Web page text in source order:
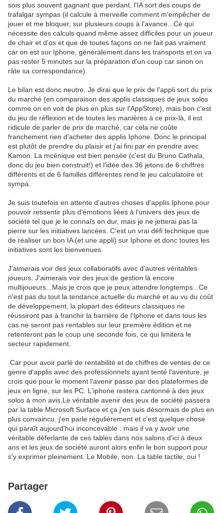
sois plus souvent gagnant que perdant, l'IA sort des coups de
trafalgar sympas (il calcule à merveille comment m'empêcher de
jouer et me bloquer, sur plusieurs coups à l'avance...Ce qui
nécessite des calculs quand même assez difficiles pour un joueur
de chair et d'os et que de toutes façons on ne fait pas vraiment
car on est sur Iphone, généralement dans les transports et on va
pas rester 5 minutes sur la préparation d'un coup car sinon on
râte sa correspondance).
Le bilan est donc neutre. Je dirai que le prix de l'appli sort du prix
du marché (en comparaison des applis classiques de jeux solos
comme on en voit de plus en plus sur l'AppStore), mais bon c'est
du jeu de réflexion et de toutes les manières à ce prix-là, il est
ridicule de parler de prix de marché, car cela ne coûte
franchement rien d'acheter des applis Iphone. Donc le principal
est plutôt de prendre du plaisir et j'ai fini par en prendre avec
Kamon. La mcénique est bien pensée (c'est du Bruno Cathala,
donc du jeu bien construit!) et l'idée des 36 jetons de 6 chiffres
différents et de 6 familles différentes rend le jeu calculatoire et
sympa.
Je suis toutefois en attente d'autres choses d'applis Iphone pour
pouvoir ressentir plus d'émotions liées à l'univers des jeux de
société tel que je le connaîs en dur, mais je ne jetterai pas la
pierre sur les initiatives lancées. C'est un vrai défi technique que
de réaliser un bon IA (et une appli) sur Iphone et donc toutes les
initiatives sont les bienvenues.
J'aimerais voir des jeux collaboratifs avec d'autres véritables
joueurs. J'aimerais voir des jeux de gestion là encore
multijoueurs...Mais je crois que je peux attendre longtemps...Ce
n'est pas du tout la tendance actuelle du marché et au vu du coût
de développement, la plupart des éditeurs classiques ne
réussiront pas à franchir la barrière de l'Iphone et dans tous les
cas ne seront pas rentables sur leur première édition et ne
retenteront pas le coup une seconde fois, ce qui limitera le
secteur rapidement.
Car pour avoir parlé de rentabilité et de chiffres de ventes de ce
genre d'applis avec des professionnels ayant tenté l'aventure, je
crois que pour le moment l'avenir passe par des plateformes de
jeux en ligne, sur les PC. L'iphone restera cantonné à des jeux
solos à mon avis.Le véritable avenir des jeux de société passera
par la table Microsoft Surface et ça j'en suis désormais de plus en
plus convaincu. j'en parle régulièrement et c'est quelque chose
qui paraît aujourd'hui inconcevable : mais il va y avoir une
véritable déferlante de ces tables dans nos salons d'ici à deux
ans et les jeux de société auront alors enfin le bon support pour
s'y exprimer pleinement. Le Mobile, non. La table tactile, oui !
Partager